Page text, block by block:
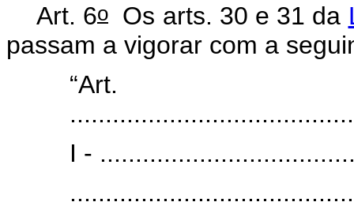
Art. 6oOs arts. 30 e 31 da
passam a vigorar com a
I -